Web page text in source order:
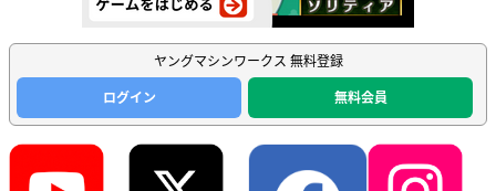
ヤングマシンワークス 無料登録
ログイン
無料会員